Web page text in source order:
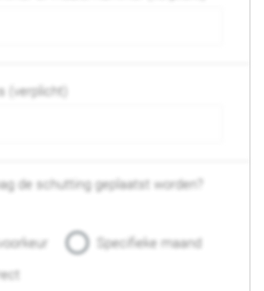
(verplicht)
de schutting geplaatst worden?
Specifieke maand